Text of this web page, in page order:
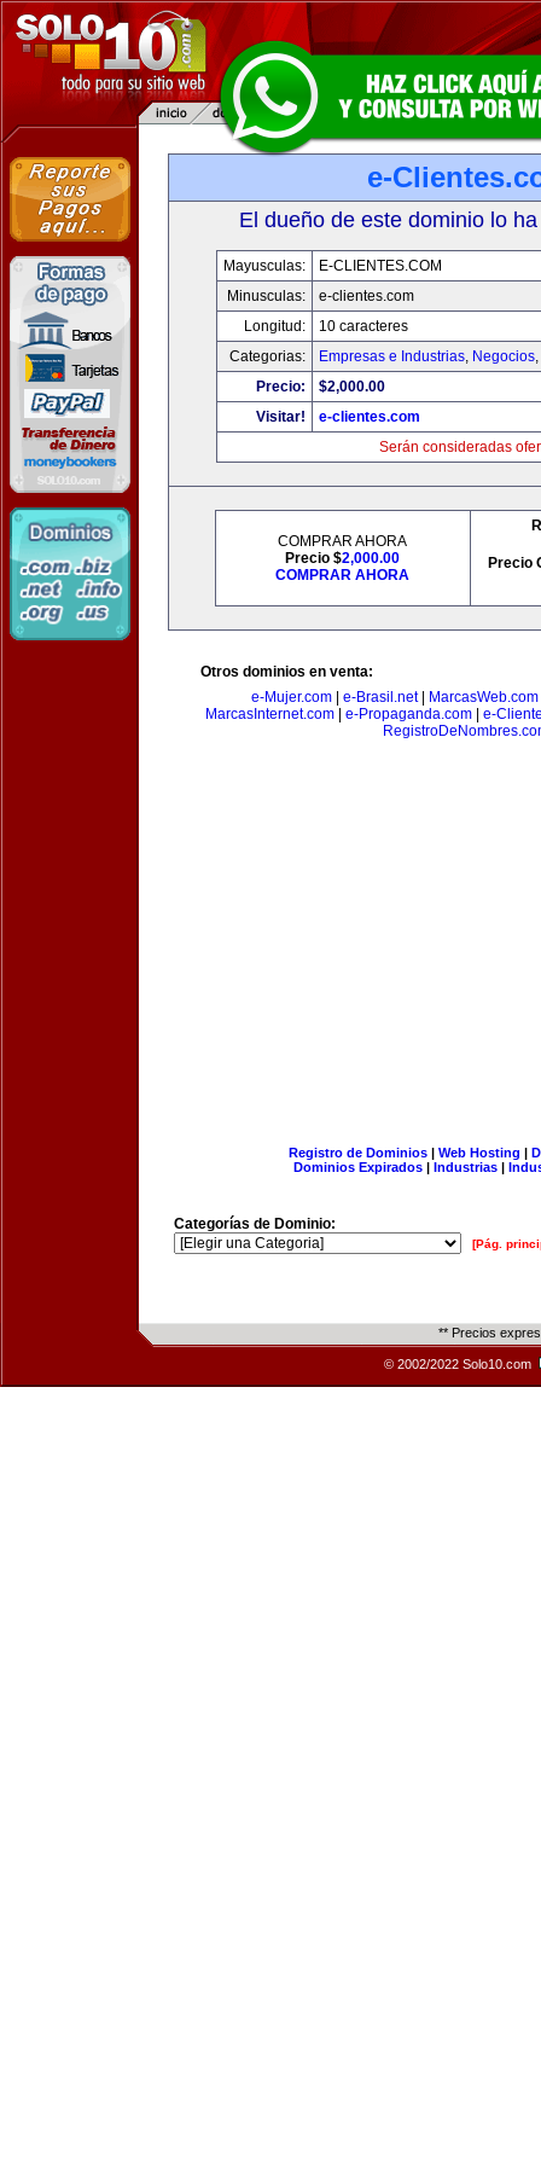
e-
El dueño de este dominio lo
Mayusculas:
E-CLIENTES.COM
Minusculas:
e-clientes.com
Longitud:
10 caracteres
Categorias:
Empresas e Industrias, Negocios,
Precio:
$2,000.00
Visitar!
e-clientes.com
Serán consideradas
COMPRAR AHORA
Precio $2,000.00
COMPRAR AHORA
Precio
Otros dominios en venta:
e-Mujer.com| e-Brasil.net| MarcasWeb.com
MarcasInternet.com| e-Propaganda.com| e-
Registro de Dominios| Web Hosting |
Dominios Expirados | Industrias |
Categorías de Dominio:
[Pág.
** Precios
© 2002/2022 Solo10.com